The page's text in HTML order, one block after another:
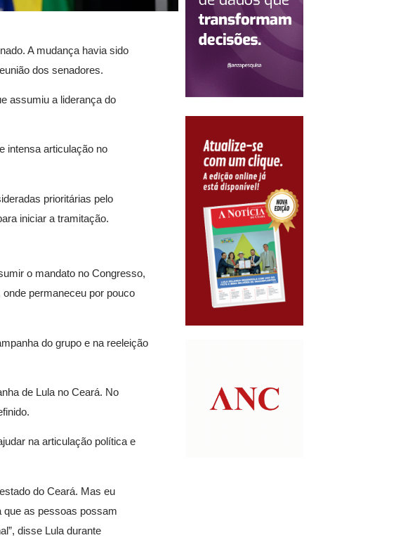
A mudança havia sido
dos senadores.
assumiu a liderança do
intensa articulação no
prioritárias pelo
iniciar a tramitação.
o mandato no Congresso,
permaneceu por pouco
do grupo e na reeleição
de Lula no Ceará. No
na articulação política e
do Ceará. Mas eu
que as pessoas possam
disse Lula durante